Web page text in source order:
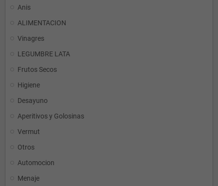
Anis
ALIMENTACION
Vinagres
LEGUMBRE LATA
Frutos Secos
Higiene
Desayuno
Aperitivos y Golosinas
Vermut
Otros
Automocion
Menaje